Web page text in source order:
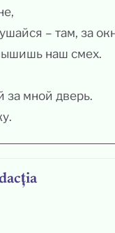
– там, за
наш смех.
за мной дверь.